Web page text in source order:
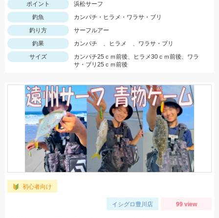
ポイント
浜松サーフ
釣魚
カンパチ・ヒラメ・ワラサ・ブリ
釣り方
サーフルアー
釣果
カンパチ 、ヒラメ 、ワラサ・ブリ
サイズ
カンパチ25ｃｍ前後、ヒラメ30ｃｍ前後、ワラ
サ・ブリ25ｃｍ前後
初心者向け
イシグロ豊川店 99 view